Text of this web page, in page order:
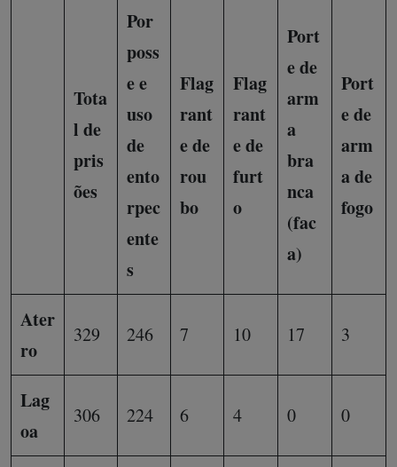
Tota
l de
pris
ões
Por
poss
e e
uso
de
ento
rpec
ente
s
Flag
rant
e de
rou
bo
Flag
rant
e de
furt
o
Port
e de
arm
a
bra
nca
(fac
a)
Port
e de
arm
a de
fogo
Ater
ro
329 246 7 10 17 3
Lag
oa
306 224 6 4 0 0